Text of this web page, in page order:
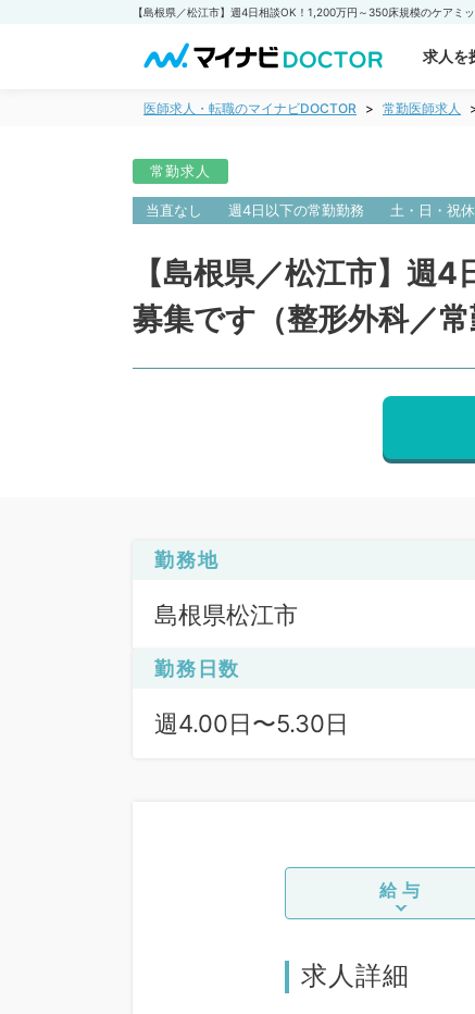
求人を
医師求人・転職のマイナビDOCTOR 常勤医師求人
常勤求人
当直なし 週4日以下の常勤勤務 土・日・祝
【島根県／松江市】週
募集です（整形外科／常
勤務地
島根県松江市
勤務日数
週4.00日〜5.30日
給与
求人詳細